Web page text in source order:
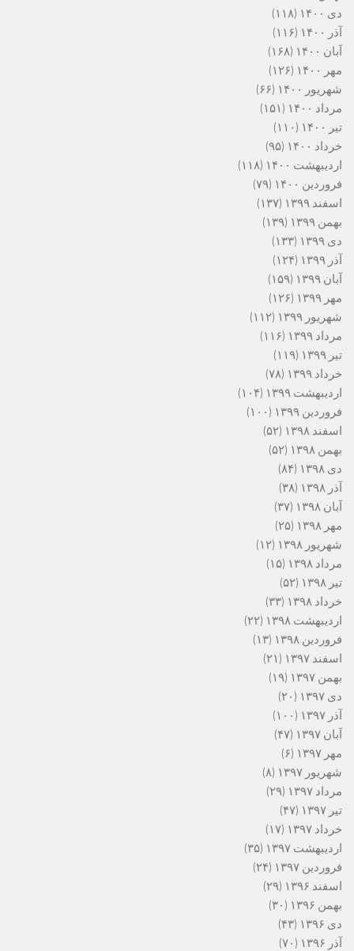
دی ۱۴۰۰
(۱۱۸)
آذر ۱۴۰۰
(۱۱۶)
آبان ۱۴۰۰
(۱۶۸)
مهر ۱۴۰۰
(۱۲۶)
شهریور ۱۴۰۰
(۶۶)
مرداد ۱۴۰۰
(۱۵۱)
تیر ۱۴۰۰
(۱۱۰)
خرداد ۱۴۰۰
(۹۵)
اردیبهشت ۱۴۰۰
(۱۱۸)
فروردین ۱۴۰۰
(۷۹)
اسفند ۱۳۹۹
(۱۳۷)
بهمن ۱۳۹۹
(۱۳۹)
دی ۱۳۹۹
(۱۳۳)
آذر ۱۳۹۹
(۱۲۴)
آبان ۱۳۹۹
(۱۵۹)
مهر ۱۳۹۹
(۱۲۶)
شهریور ۱۳۹۹
(۱۱۲)
مرداد ۱۳۹۹
(۱۱۶)
تیر ۱۳۹۹
(۱۱۹)
خرداد ۱۳۹۹
(۷۸)
اردیبهشت ۱۳۹۹
(۱۰۴)
فروردین ۱۳۹۹
(۱۰۰)
اسفند ۱۳۹۸
(۵۲)
بهمن ۱۳۹۸
(۵۲)
دی ۱۳۹۸
(۸۴)
آذر ۱۳۹۸
(۳۸)
آبان ۱۳۹۸
(۳۷)
مهر ۱۳۹۸
(۲۵)
شهریور ۱۳۹۸
(۱۲)
مرداد ۱۳۹۸
(۱۵)
تیر ۱۳۹۸
(۵۲)
خرداد ۱۳۹۸
(۳۳)
اردیبهشت ۱۳۹۸
(۲۲)
فروردین ۱۳۹۸
(۱۳)
اسفند ۱۳۹۷
(۲۱)
بهمن ۱۳۹۷
(۱۹)
دی ۱۳۹۷
(۲۰)
آذر ۱۳۹۷
(۱۰۰)
آبان ۱۳۹۷
(۴۷)
مهر ۱۳۹۷
(۶)
شهریور ۱۳۹۷
(۸)
مرداد ۱۳۹۷
(۲۹)
تیر ۱۳۹۷
(۴۷)
خرداد ۱۳۹۷
(۱۷)
اردیبهشت ۱۳۹۷
(۳۵)
فروردین ۱۳۹۷
(۲۴)
اسفند ۱۳۹۶
(۲۹)
بهمن ۱۳۹۶
(۳۰)
دی ۱۳۹۶
(۴۳)
آذر ۱۳۹۶
(۷۰)